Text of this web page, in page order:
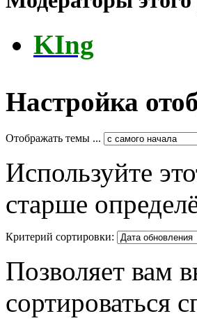
KIng
Настройка
Отображать темы ...
Используйте
старше
Критерий сортировки:
Позволяет вам
сортироваться